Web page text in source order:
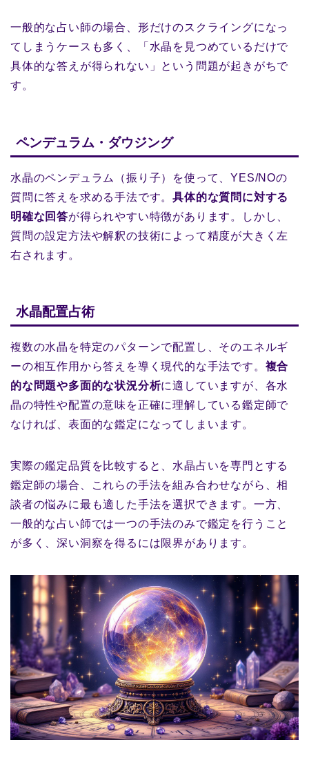
一般的な占い師の場合、形だけのスクライングになっ
てしまうケースも多く、「水晶を見つめているだけで
具体的な答えが得られない」という問題が起きがちで
す。
ペンデュラム・ダウジング
水晶のペンデュラム（振り子）を使って、YES/NOの
質問に答えを求める手法です。具体的な質問に対する
明確な回答が得られやすい特徴があります。しかし、
質問の設定方法や解釈の技術によって精度が大きく左
右されます。
水晶配置占術
複数の水晶を特定のパターンで配置し、そのエネルギ
ーの相互作用から答えを導く現代的な手法です。 複合
的な問題や多面的な状況分析に適していますが、各水
晶の特性や配置の意味を正確に理解している鑑定師で
なければ、表面的な鑑定になってしまいます。
実際の鑑定品質を比較すると、水晶占いを専門とする
鑑定師の場合、これらの手法を組み合わせながら、相
談者の悩みに最も適した手法を選択できます。一方、
一般的な占い師では一つの手法のみで鑑定を行うこと
が多く、深い洞察を得るには限界があります。